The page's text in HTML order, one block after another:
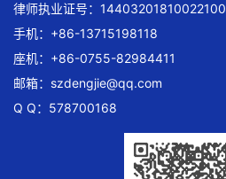
律师执业证号：14403201810022100
手机：+86-13715198118
座机：+86-0755-82984411
邮箱： szdengjie@qq.com
Q Q：578700168